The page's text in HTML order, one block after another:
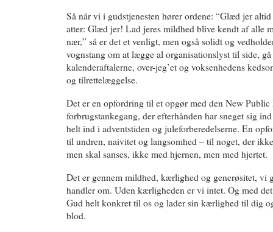
Så når vi i gudstjenesten hører ordene: “Glæd jer
atter: Glæd jer! Lad jeres mildhed blive kendt af alle
nær,” så er det et venligt, men også solidt og
vognstang om at lægge al organisationslyst til side,
kalenderaftalerne, over-jeg’et og voksenhedens
og tilrettelæggelse.
Det er en opfordring til et opgør med den New Public
forbrugstankegang, der efterhånden har sneget sig
helt ind i adventstiden og juleforberedelserne. En
til undren, naivitet og langsomhed – til noget, der
men skal sanses, ikke med hjernen, men med hjertet.
Det er gennem mildhed, kærlighed og generøsitet, vi
handler om. Uden kærligheden er vi intet. Og med
Gud helt konkret til os og lader sin kærlighed til dig
blod.